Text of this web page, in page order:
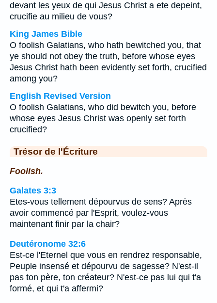
devant les yeux de qui Jesus Christ a ete depeint,
crucifie au milieu de vous?
King James Bible
O foolish Galatians, who hath bewitched you, that
ye should not obey the truth, before whose eyes
Jesus Christ hath been evidently set forth, crucified
among you?
English Revised Version
O foolish Galatians, who did bewitch you, before
whose eyes Jesus Christ was openly set forth
crucified?
Trésor de l'Écriture
Foolish.
Galates 3:3
Etes-vous tellement dépourvus de sens? Après
avoir commencé par l'Esprit, voulez-vous
maintenant finir par la chair?
Deutéronome 32:6
Est-ce l'Eternel que vous en rendrez responsable,
Peuple insensé et dépourvu de sagesse? N'est-il
pas ton père, ton créateur? N'est-ce pas lui qui t'a
formé, et qui t'a affermi?